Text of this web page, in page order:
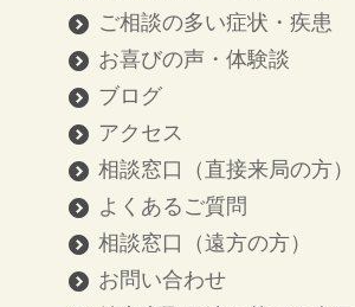
ご相談の多い症状・疾患
お喜びの声・体験談
ブログ
アクセス
相談窓口（直接来局の方）
よくあるご質問
相談窓口（遠方の方）
お問い合わせ